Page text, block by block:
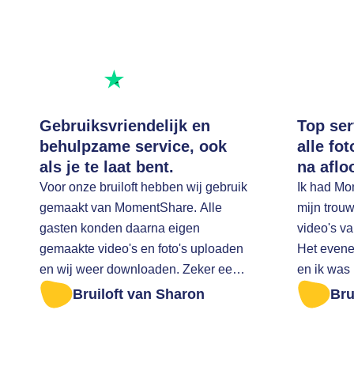
Gebruiksvriendelijk en
behulpzame service, ook
als je te laat bent.
Voor onze bruiloft hebben wij gebruik
gemaakt van MomentShare. Alle
gasten konden daarna eigen
gemaakte video's en foto's uploaden
en wij weer downloaden. Zeker een
aanrader Ik was te laat om alle foto's
er af te halen. Ik ben zeer vriendelijk
Bruiloft van Sharon
Top
alle
na
Ik had
mijn
video's
Het
en ik was
op tijd
downloaden. Ik heb toen